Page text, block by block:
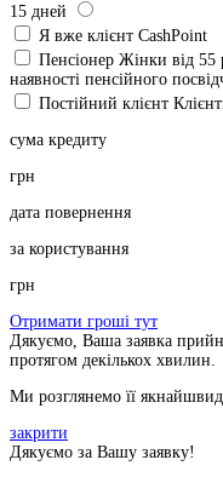
15 дней
Я вже клієнт CashPoint
Пенсіонер Жінки від 55
наявності пенсійного
Постійний клієнт
сума кредиту
грн
дата повернення
за користування
грн
Отримати гроші тут
Дякуємо, Ваша заявка
протягом декількох хвилин.
Ми розглянемо її
закрити
Дякуємо за Вашу заявку!